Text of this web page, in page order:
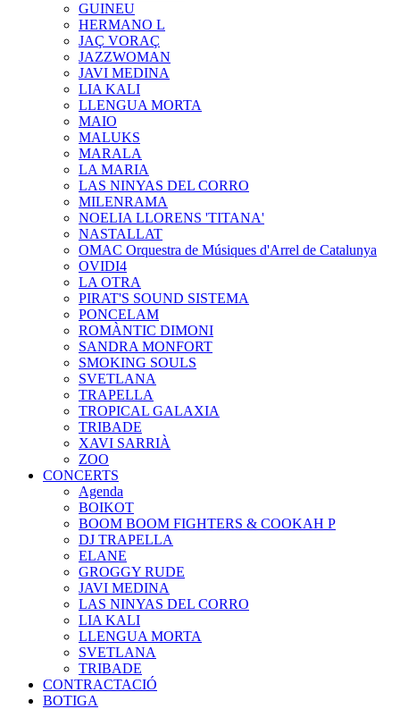
GUINEU
HERMANO L
JAÇ VORAÇ
JAZZWOMAN
JAVI MEDINA
LIA KALI
LLENGUA MORTA
MAIO
MALUKS
MARALA
LA MARIA
LAS NINYAS DEL CORRO
MILENRAMA
NOELIA LLORENS 'TITANA'
NASTALLAT
OMAC Orquestra de Músiques d'Arrel de Catalunya
OVIDI4
LA OTRA
PIRAT'S SOUND SISTEMA
PONCELAM
ROMÀNTIC DIMONI
SANDRA MONFORT
SMOKING SOULS
SVETLANA
TRAPELLA
TROPICAL GALAXIA
TRIBADE
XAVI SARRIÀ
ZOO
CONCERTS
Agenda
BOIKOT
BOOM BOOM FIGHTERS & COOKAH P
DJ TRAPELLA
ELANE
GROGGY RUDE
JAVI MEDINA
LAS NINYAS DEL CORRO
LIA KALI
LLENGUA MORTA
SVETLANA
TRIBADE
CONTRACTACIÓ
BOTIGA